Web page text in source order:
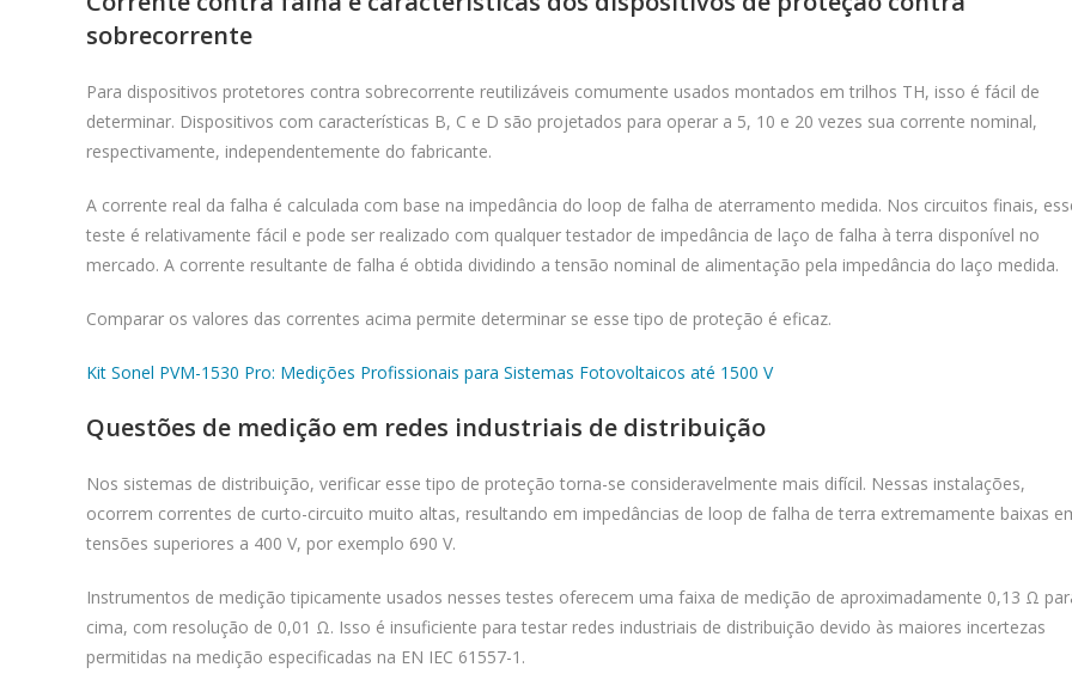
sobrecorrente
Para dispositivos protetores contra sobrecorrente reutilizáveis comumente usados montados em trilhos TH, isso é fácil de
determinar. Dispositivos com características B, C e D são projetados para operar a 5, 10 e 20 vezes sua corrente nominal,
respectivamente, independentemente do fabricante.
A corrente real da falha é calculada com base na impedância do loop de falha de aterramento medida. Nos circuitos finais,
teste é relativamente fácil e pode ser realizado com qualquer testador de impedância de laço de falha à terra disponível no
mercado. A corrente resultante de falha é obtida dividindo a tensão nominal de alimentação pela impedância do laço medida.
Comparar os valores das correntes acima permite determinar se esse tipo de proteção é eficaz.
Kit Sonel PVM-1530 Pro: Medições Profissionais para Sistemas Fotovoltaicos até 1500 V
Questões de medição em redes industriais de distribuição
Nos sistemas de distribuição, verificar esse tipo de proteção torna-se consideravelmente mais difícil. Nessas instalações,
ocorrem correntes de curto-circuito muito altas, resultando em impedâncias de loop de falha de terra extremamente baixas
tensões superiores a 400 V, por exemplo 690 V.
Instrumentos de medição tipicamente usados nesses testes oferecem uma faixa de medição de aproximadamente 0,13 Ω
cima, com resolução de 0,01 Ω. Isso é insuficiente para testar redes industriais de distribuição devido às maiores incertezas
permitidas na medição especificadas na EN IEC 61557-1.